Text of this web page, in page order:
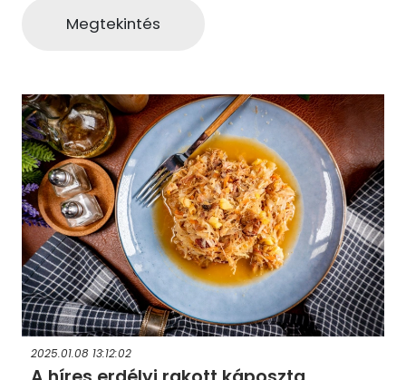
Megtekintés
2025.01.08 13:12:02